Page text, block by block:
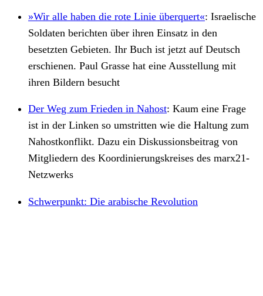
»Wir alle haben die rote Linie überquert«: Israelische
Soldaten berichten über ihren Einsatz in den
besetzten Gebieten. Ihr Buch ist jetzt auf Deutsch
erschienen. Paul Grasse hat eine Ausstellung mit
ihren Bildern besucht
Der Weg zum Frieden in Nahost: Kaum eine Frage
ist in der Linken so umstritten wie die Haltung zum
Nahostkonflikt. Dazu ein Diskussionsbeitrag von
Mitgliedern des Koordinierungs­kreises des marx21-
Netzwerks
Schwerpunkt: Die arabische Revolution